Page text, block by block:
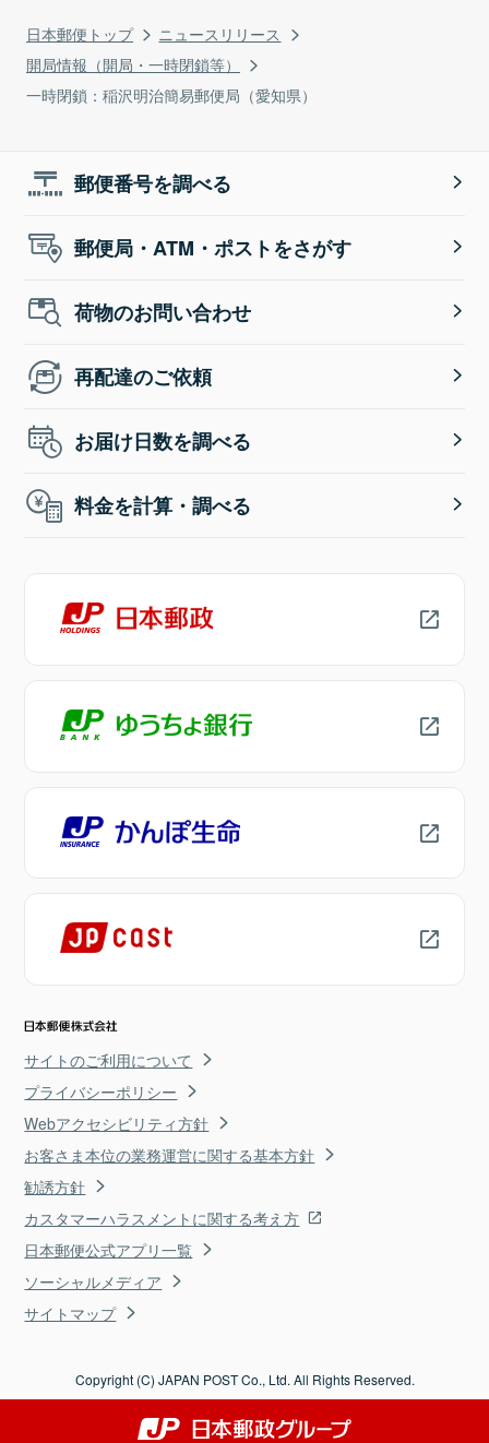
日本郵便トップ
ニュースリリース
開局情報（開局・一時閉鎖等）
一時閉鎖：稲沢明治簡易郵便局（愛知県）
郵便番号を調べる
郵便局・ATM・ポストをさがす
荷物のお問い合わせ
再配達のご依頼
お届け日数を調べる
料金を計算・調べる
サイトのご利用について
プライバシーポリシー
Webアクセシビリティ方針
お客さま本位の業務運営に関する基本方針
勧誘方針
カスタマーハラスメントに関する考え方
日本郵便公式アプリ一覧
ソーシャルメディア
サイトマップ
Copyright (C) JAPAN POST Co., Ltd. All Rights Reserved.